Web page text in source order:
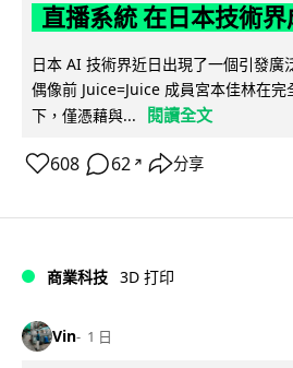
直播系統 在日本技術
日本 AI 技術界近日出現了一個引發廣
偶像前 Juice=Juice 成員宮本佳林在
下，僅憑藉與...
閱讀全文
608 62 ↗ 分享
商業科技 3D 打印
Vin 1 日